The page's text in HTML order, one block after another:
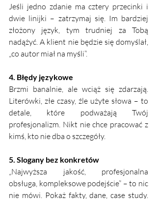
Jeśli jedno zdanie ma cztery przecinki i
dwie linijki – zatrzymaj się. Im bardziej
złożony język, tym trudniej za Tobą
nadążyć. A klient nie będzie się domyślał,
„co autor miał na myśli”.
4. Błędy językowe
Brzmi banalnie, ale wciąż się zdarzają.
Literówki, złe czasy, źle użyte słowa – to
detale, które podważają Twój
profesjonalizm. Nikt nie chce pracować z
kimś, kto nie dba o szczegóły.
5. Slogany bez konkretów
„Najwyższa jakość, profesjonalna
obsługa, kompleksowe podejście” – to nic
nie mówi. Pokaż fakty, dane, case study.